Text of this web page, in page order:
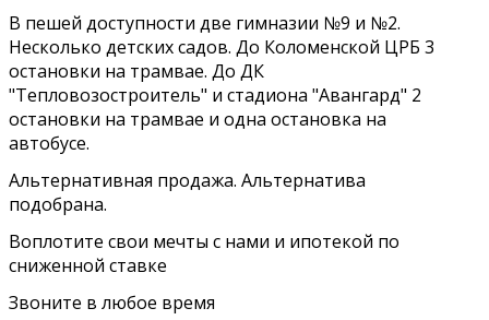
В пешей доступности две гимназии №9 и №2.
Несколько детских садов. До Коломенской ЦРБ 3
остановки на трамвае. До ДК
"Тепловозостроитель" и стадиона "Авангард" 2
остановки на трамвае и одна остановка на
автобусе.
Альтернативная продажа. Альтернатива
подобрана.
Воплотите свои мечты c нами и ипотекой по
сниженной ставке
Звоните в любое время